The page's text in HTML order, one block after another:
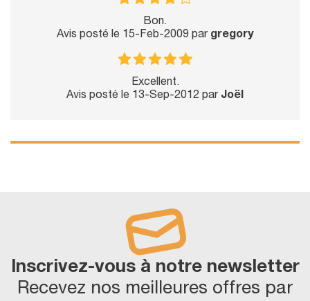
Bon.
Avis posté le 15-Feb-2009 par gregory
Excellent.
Avis posté le 13-Sep-2012 par Joël
Inscrivez-vous à notre newsletter
Recevez nos meilleures offres par